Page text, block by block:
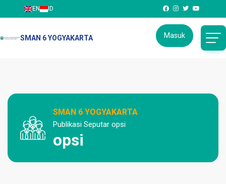
EN ID
SMAN 6 YOGYAKARTA Masuk
SMAN 6 YOGYAKARTA
Publikasi Seputar opsi
opsi